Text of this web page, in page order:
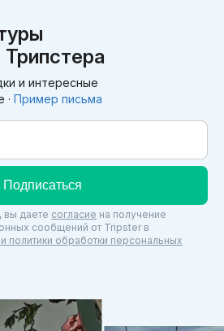
Трипстера
и интересные
· Пример письма
Подписаться
вы даете согласие на получение
сообщений от Tripster в
политики обработки персональных